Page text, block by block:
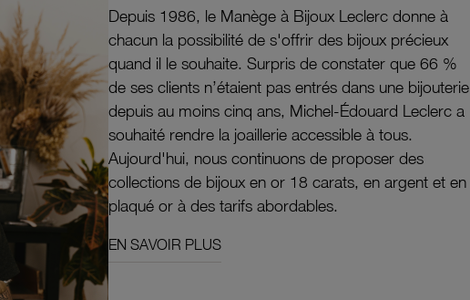
Depuis 1986, le Manège à Bijoux Leclerc donne à
chacun la possibilité de s'offrir des bijoux précieux
quand il le souhaite. Surpris de constater que 66 %
de ses clients n’étaient pas entrés dans une bijouterie
depuis au moins cinq ans, Michel-Édouard Leclerc a
souhaité rendre la joaillerie accessible à tous.
Aujourd'hui, nous continuons de proposer des
collections de bijoux en or 18 carats, en argent et en
plaqué or à des tarifs abordables.
EN SAVOIR PLUS